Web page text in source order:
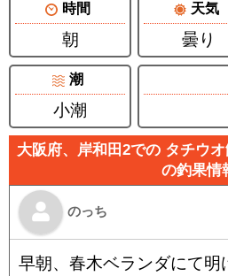
時間
朝
天気
曇り
潮
小潮
大阪府、岸和田2での タチウ
の釣果情
のっち
早朝、春木ベランダにて明